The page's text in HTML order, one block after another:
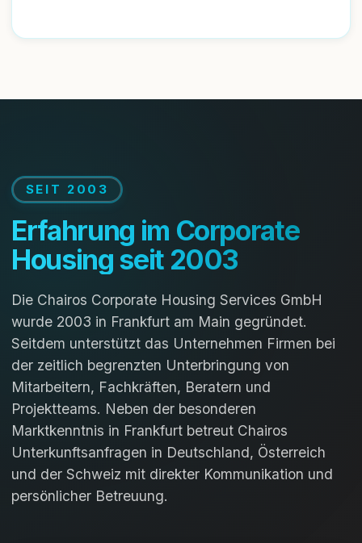
SEIT 2003
Erfahrung im Corporate
Housing seit 2003
Die Chairos Corporate Housing Services GmbH
wurde 2003 in Frankfurt am Main gegründet.
Seitdem unterstützt das Unternehmen Firmen bei
der zeitlich begrenzten Unterbringung von
Mitarbeitern, Fachkräften, Beratern und
Projektteams. Neben der besonderen
Marktkenntnis in Frankfurt betreut Chairos
Unterkunftsanfragen in Deutschland, Österreich
und der Schweiz mit direkter Kommunikation und
persönlicher Betreuung.